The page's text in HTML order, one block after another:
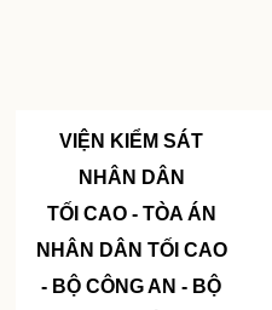
VIỆN KIỂM SÁT
NHÂN DÂN
TỐI CAO- TÒA ÁN
NHÂN DÂN TỐI CAO
- BỘ CÔNG AN - BỘ